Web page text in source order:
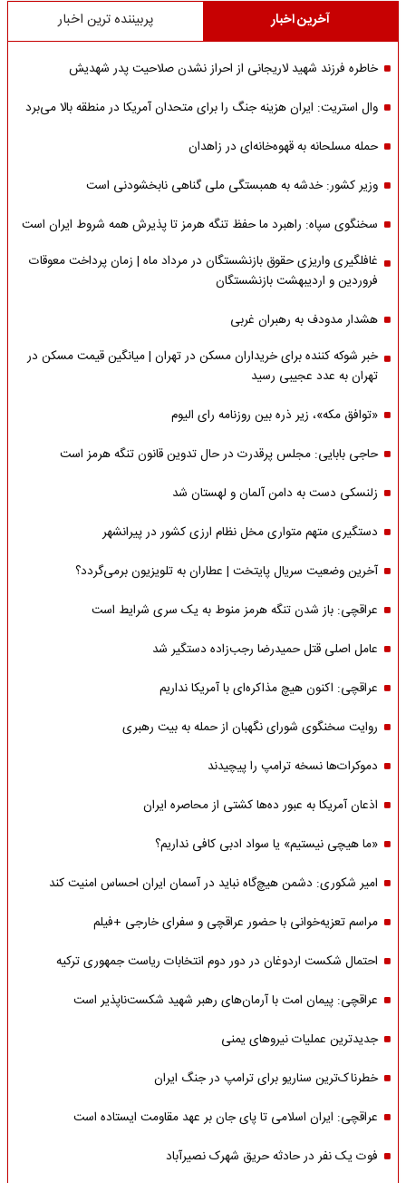
آخرین اخبار پربیننده ترین اخبار
خاطره فرزند شهید لاریجانی از احراز نشدن صلاحیت پدر شهدیش
وال استریت: ایران هزینه جنگ را برای متحدان آمریکا در منطقه بالا می‌برد
حمله مسلحانه به قهوه‌خانه‌ای در زاهدان
وزیر کشور: خدشه به همبستگی ملی گناهی نابخشودنی است
سخنگوی سپاه: راهبرد ما حفظ تنگه هرمز تا پذیرش همه شروط ایران است
غافلگیری واریزی حقوق بازنشستگان در مرداد ماه | زمان پرداخت معوقات
فروردین و اردیبهشت بازنشستگان
هشدار مدودف به رهبران غربی
خبر شوکه کننده برای خریداران مسکن در تهران | میانگین قیمت مسکن در
تهران به عدد عجیبی رسید
«توافق مکه»، زیر ذره بین روزنامه رای الیوم
حاجی بابایی: مجلس پرقدرت در حال تدوین قانون تنگه هرمز است
زلنسکی دست به دامن آلمان و لهستان شد
دستگیری متهم متواری مخل نظام ارزی کشور در پیرانشهر
آخرین وضعیت سریال پایتخت | عطاران به تلویزیون برمی‌گردد؟
عراقچی: باز شدن تنگه هرمز منوط به یک سری شرایط است
عامل اصلی قتل حمیدرضا رجب‌زاده دستگیر شد
عراقچی: اکنون هیچ مذاکره‌ای با آمریکا نداریم
روایت سخنگوی شورای نگهبان از حمله به بیت رهبری
دموکرات‌ها نسخه ترامپ را پیچیدند
اذعان آمریکا به عبور ده‌ها کشتی از محاصره ایران
«ما هیچی نیستیم» یا سواد ادبی کافی نداریم؟
امیر شکوری: دشمن هیچ‌گاه نباید در آسمان ایران احساس امنیت کند
مراسم تعزیه‌خوانی با حضور عراقچی و سفرای خارجی +فیلم
احتمال شکست اردوغان در دور دوم انتخابات ریاست جمهوری ترکیه
عراقچی: پیمان امت با آرمان‌های رهبر شهید شکست‌ناپذیر است
جدیدترین عملیات نیروهای یمنی
خطرناک‌ترین سناریو برای ترامپ در جنگ ایران
عراقچی: ایران اسلامی تا پای جان بر عهد مقاومت ایستاده است
فوت یک نفر در حادثه حریق شهرک نصیرآباد